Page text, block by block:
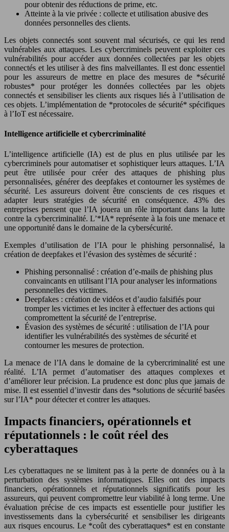
pour obtenir des réductions de prime, etc.
Atteinte à la vie privée : collecte et utilisation abusive des
données personnelles des clients.
Les objets connectés sont souvent mal sécurisés, ce qui les rend
vulnérables aux attaques. Les cybercriminels peuvent exploiter ces
vulnérabilités pour accéder aux données collectées par les objets
connectés et les utiliser à des fins malveillantes. Il est donc essentiel
pour les assureurs de mettre en place des mesures de *sécurité
robustes* pour protéger les données collectées par les objets
connectés et sensibiliser les clients aux risques liés à l’utilisation de
ces objets. L’implémentation de *protocoles de sécurité* spécifiques
à l’IoT est nécessaire.
Intelligence artificielle et cybercriminalité
L’intelligence artificielle (IA) est de plus en plus utilisée par les
cybercriminels pour automatiser et sophistiquer leurs attaques. L’IA
peut être utilisée pour créer des attaques de phishing plus
personnalisées, générer des deepfakes et contourner les systèmes de
sécurité. Les assureurs doivent être conscients de ces risques et
adapter leurs stratégies de sécurité en conséquence. 43% des
entreprises pensent que l’IA jouera un rôle important dans la lutte
contre la cybercriminalité. L’*IA* représente à la fois une menace et
une opportunité dans le domaine de la cybersécurité.
Exemples d’utilisation de l’IA pour le phishing personnalisé, la
création de deepfakes et l’évasion des systèmes de sécurité :
Phishing personnalisé : création d’e-mails de phishing plus
convaincants en utilisant l’IA pour analyser les informations
personnelles des victimes.
Deepfakes : création de vidéos et d’audio falsifiés pour
tromper les victimes et les inciter à effectuer des actions qui
compromettent la sécurité de l’entreprise.
Évasion des systèmes de sécurité : utilisation de l’IA pour
identifier les vulnérabilités des systèmes de sécurité et
contourner les mesures de protection.
La menace de l’IA dans le domaine de la cybercriminalité est une
réalité. L’IA permet d’automatiser des attaques complexes et
d’améliorer leur précision. La prudence est donc plus que jamais de
mise. Il est essentiel d’investir dans des *solutions de sécurité basées
sur l’IA* pour détecter et contrer les attaques.
Impacts financiers, opérationnels et
réputationnels : le coût réel des
cyberattaques
Les cyberattaques ne se limitent pas à la perte de données ou à la
perturbation des systèmes informatiques. Elles ont des impacts
financiers, opérationnels et réputationnels significatifs pour les
assureurs, qui peuvent compromettre leur viabilité à long terme. Une
évaluation précise de ces impacts est essentielle pour justifier les
investissements dans la cybersécurité et sensibiliser les dirigeants
aux risques encourus. Le *coût des cyberattaques* est en constante